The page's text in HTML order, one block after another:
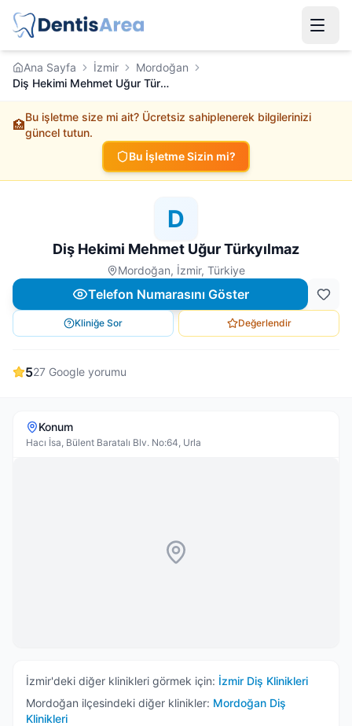
Ana Sayfa İzmir
Mordoğan
Diş Hekimi Mehmet Uğur Türkyılmaz
🏥
Bu işletme size mi ait? Ücretsiz sahiplenerek bilgilerinizi
güncel tutun.
Bu İşletme Sizin mi?
D
Diş Hekimi Mehmet Uğur Türkyılmaz
Mordoğan, İzmir, Türkiye
Telefon Numarasını Göster
Kliniğe Sor Değerlendir
527 Google yorumu
Konum
Hacı İsa, Bülent Baratalı Blv. No:64, Urla
İzmir'deki diğer klinikleri görmek için: İzmir Diş Klinikleri
Mordoğan ilçesindeki diğer klinikler: Mordoğan Diş
Klinikleri